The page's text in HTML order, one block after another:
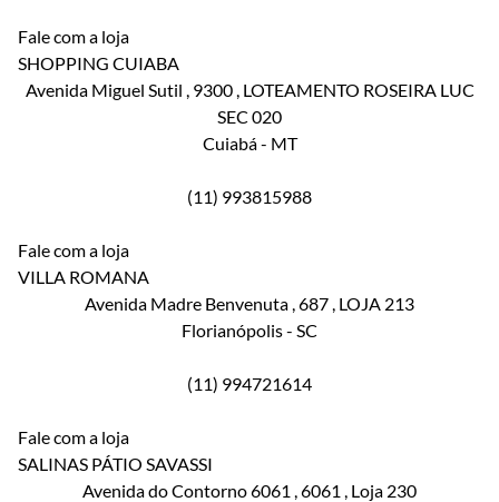
Fale com a loja
SHOPPING CUIABA
Avenida Miguel Sutil , 9300 , LOTEAMENTO ROSEIRA LUC
SEC 020
Cuiabá- MT
(11) 993815988
Fale com a loja
VILLA ROMANA
Avenida Madre Benvenuta , 687 , LOJA 213
Florianópolis- SC
(11) 994721614
Fale com a loja
SALINAS PÁTIO SAVASSI
Avenida do Contorno 6061 , 6061
, Loja 230